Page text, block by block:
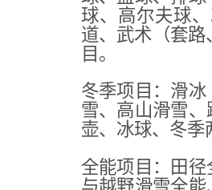
球、高尔夫球
道、武术（套
目。
冬季项目：滑
雪、高山滑雪
壶、冰球、冬季
全能项目：田
与越野滑雪全